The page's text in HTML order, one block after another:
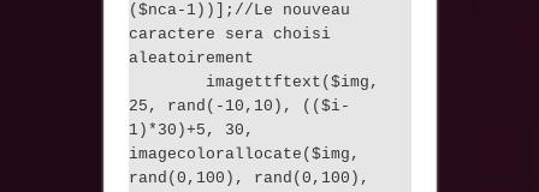
($nca-1))];//Le nouveau
caractere sera choisi
aleatoirement
imagettftext($img,
25, rand(-10,10), (($i-
1)*30)+5, 30,
imagecolorallocate($img,
rand(0,100), rand(0,100),